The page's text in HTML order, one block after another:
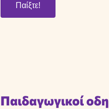
Παίξτε!
Παιδαγωγικοί